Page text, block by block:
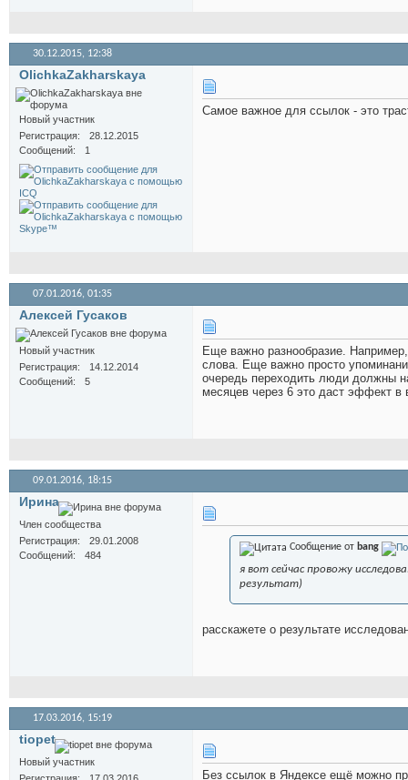
30.12.2015, 12:38
OlichkaZakharskaya
Новый участник
Регистрация
28.12.2015
Сообщений
1
Самое важное для ссылок - это
07.01.2016, 01:35
Алексей Гусаков
Новый участник
Регистрация
14.12.2014
Сообщений
5
Еще важно разнообразие.
слова. Еще важно просто
очередь переходить люди должны
месяцев через 6 это даст эффект в
09.01.2016, 18:15
Иринa
Член сообщества
Регистрация
29.01.2008
Сообщений
484
Сообщение от bang
я вот сейчас провожу
результат)
расскажете о результате
17.03.2016, 15:19
tiopet
Новый участник
Без ссылок в Яндексе ещё можно